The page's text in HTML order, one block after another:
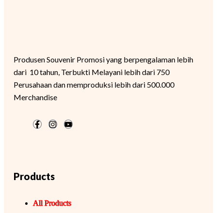
Produsen Souvenir Promosi yang berpengalaman lebih
dari 10 tahun, Terbukti Melayani lebih dari 750
Perusahaan dan memproduksi lebih dari 500.000
Merchandise
Products
All Products